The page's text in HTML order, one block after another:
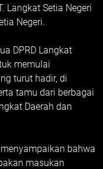
Langkat Setia Negeri
Negeri.
DPRD Langkat
memulai
turut hadir, di
tamu dari berbagai
Daerah dan
bahwa
masukan